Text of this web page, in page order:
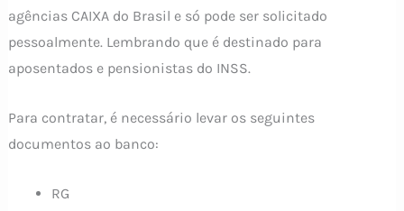
agências CAIXA do Brasil e só pode ser solicitado
pessoalmente. Lembrando que é destinado para
aposentados e pensionistas do INSS.
Para contratar, é necessário levar os seguintes
documentos ao banco:
RG